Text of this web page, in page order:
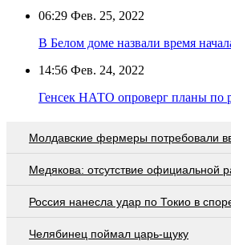
06:29 Фев. 25, 2022
В Белом доме назвали время
14:56 Фев. 24, 2022
Генсек НАТО опроверг планы по
Молдавские фермеры потребовали
Медякова: отсутствие официальной
Россия нанесла удар по Токио в
Челябинец поймал царь-щуку